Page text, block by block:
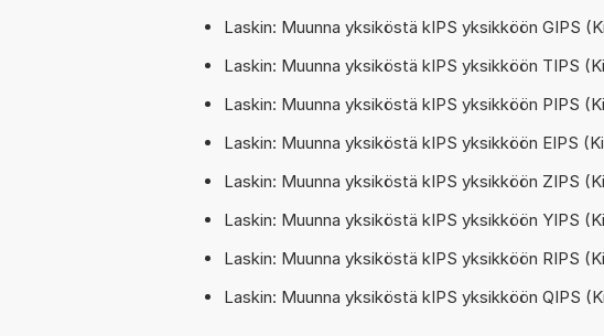
Laskin: Muunna yksiköstä kIPS yksikköön GIPS
Laskin: Muunna yksiköstä kIPS yksikköön TIPS
Laskin: Muunna yksiköstä kIPS yksikköön PIPS
Laskin: Muunna yksiköstä kIPS yksikköön EIPS
Laskin: Muunna yksiköstä kIPS yksikköön ZIPS
Laskin: Muunna yksiköstä kIPS yksikköön YIPS
Laskin: Muunna yksiköstä kIPS yksikköön RIPS
Laskin: Muunna yksiköstä kIPS yksikköön QIPS